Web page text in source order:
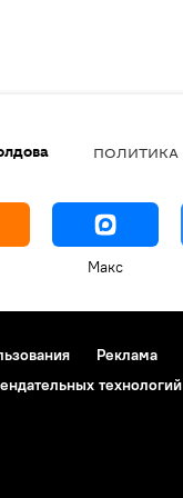
ПОЛИТИКА
Макс
Реклама
технологий